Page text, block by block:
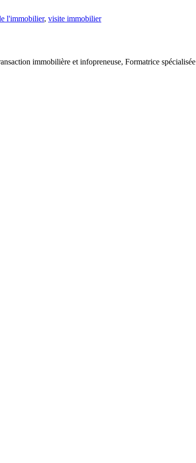
l'immobilier, visite immobilier
immobilière et infopreneuse, Formatrice